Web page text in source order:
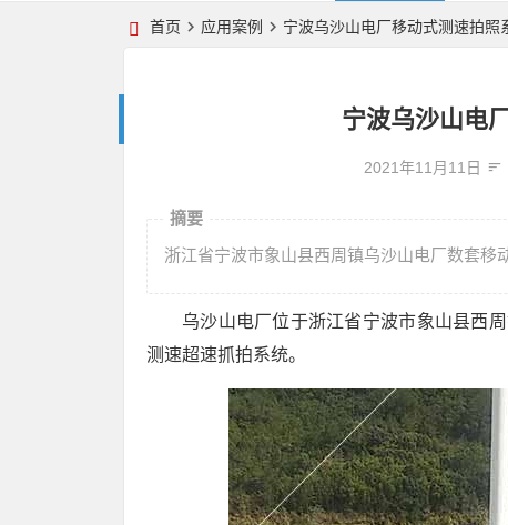
首页 应用案例 宁波乌沙山电厂移动式测速拍照
宁波乌沙山电
2021年11月11日
摘要
浙江省宁波市象山县西周镇乌沙山电厂数套移
乌沙山电厂位于浙江省宁波市象山县西
测速超速抓拍系统。